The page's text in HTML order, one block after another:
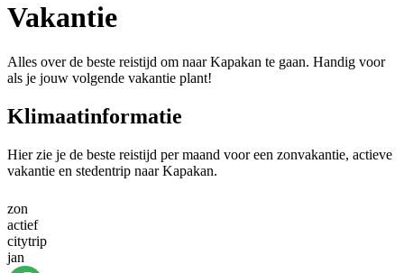
Vakantie
Alles over de beste reistijd om naar Kapakan te gaan. Handig voor
als je jouw volgende vakantie plant!
Klimaatinformatie
Hier zie je de beste reistijd per maand voor een zonvakantie, actieve
vakantie en stedentrip naar Kapakan.
zon
actief
citytrip
jan